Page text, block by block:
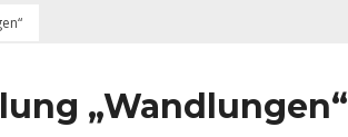
„Wandlungen“